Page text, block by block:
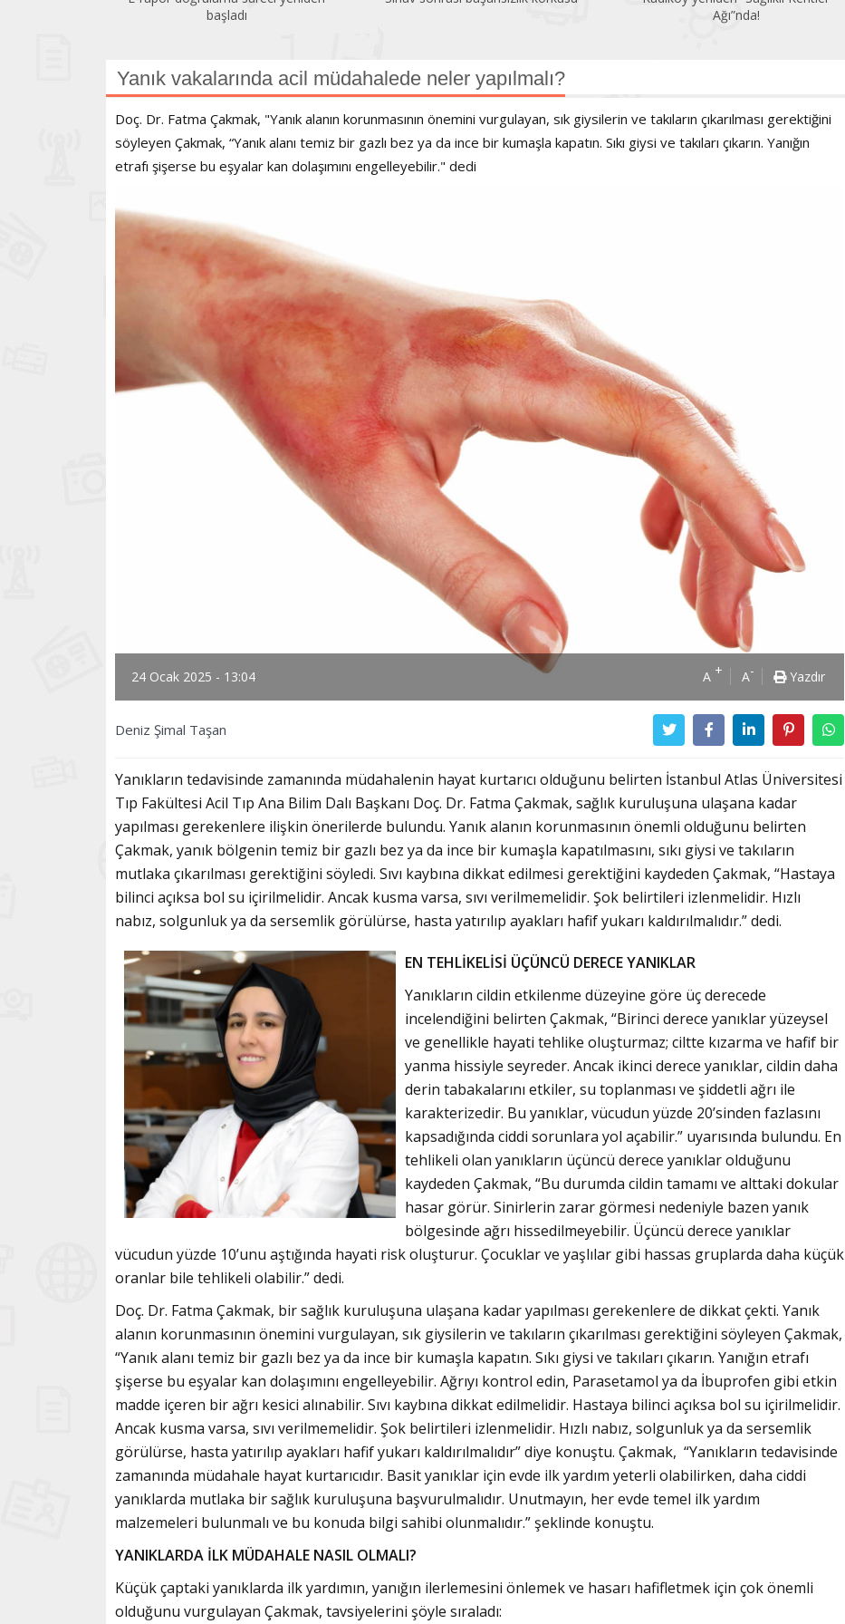
başladı
Ağı”nda!
Yanık vakalarında acil müdahalede neler yapılmalı?
Doç. Dr. Fatma Çakmak, "Yanık alanın korunmasının önemini vurgulayan, sık giysilerin ve takıların çıkarılması gerektiğini
söyleyen Çakmak, “Yanık alanı temiz bir gazlı bez ya da ince bir kumaşla kapatın. Sıkı giysi ve takıları çıkarın. Yanığın
etrafı şişerse bu eşyalar kan dolaşımını engelleyebilir." dedi
24 Ocak 2025 - 13:04 A + A- Yazdır
Deniz Şimal Taşan
Yanıkların tedavisinde zamanında müdahalenin hayat kurtarıcı olduğunu belirten İstanbul Atlas Üniversitesi
Tıp Fakültesi Acil Tıp Ana Bilim Dalı Başkanı Doç. Dr. Fatma Çakmak, sağlık kuruluşuna ulaşana kadar
yapılması gerekenlere ilişkin önerilerde bulundu. Yanık alanın korunmasının önemli olduğunu belirten
Çakmak, yanık bölgenin temiz bir gazlı bez ya da ince bir kumaşla kapatılmasını, sıkı giysi ve takıların
mutlaka çıkarılması gerektiğini söyledi. Sıvı kaybına dikkat edilmesi gerektiğini kaydeden Çakmak, “Hastaya
bilinci açıksa bol su içirilmelidir. Ancak kusma varsa, sıvı verilmemelidir. Şok belirtileri izlenmelidir. Hızlı
nabız, solgunluk ya da sersemlik görülürse, hasta yatırılıp ayakları hafif yukarı kaldırılmalıdır.” dedi.
EN TEHLİKELİSİ ÜÇÜNCÜ DERECE YANIKLAR
Yanıkların cildin etkilenme düzeyine göre üç derecede
incelendiğini belirten Çakmak, “Birinci derece yanıklar yüzeysel
ve genellikle hayati tehlike oluşturmaz; ciltte kızarma ve hafif bir
yanma hissiyle seyreder. Ancak ikinci derece yanıklar, cildin daha
derin tabakalarını etkiler, su toplanması ve şiddetli ağrı ile
karakterizedir. Bu yanıklar, vücudun yüzde 20’sinden fazlasını
kapsadığında ciddi sorunlara yol açabilir.” uyarısında bulundu. En
tehlikeli olan yanıkların üçüncü derece yanıklar olduğunu
kaydeden Çakmak, “Bu durumda cildin tamamı ve alttaki dokular
hasar görür. Sinirlerin zarar görmesi nedeniyle bazen yanık
bölgesinde ağrı hissedilmeyebilir. Üçüncü derece yanıklar
vücudun yüzde 10’unu aştığında hayati risk oluşturur. Çocuklar ve yaşlılar gibi hassas gruplarda daha küçük
oranlar bile tehlikeli olabilir.” dedi.
Doç. Dr. Fatma Çakmak, bir sağlık kuruluşuna ulaşana kadar yapılması gerekenlere de dikkat çekti. Yanık
alanın korunmasının önemini vurgulayan, sık giysilerin ve takıların çıkarılması gerektiğini söyleyen Çakmak,
“Yanık alanı temiz bir gazlı bez ya da ince bir kumaşla kapatın. Sıkı giysi ve takıları çıkarın. Yanığın etrafı
şişerse bu eşyalar kan dolaşımını engelleyebilir. Ağrıyı kontrol edin, Parasetamol ya da İbuprofen gibi etkin
madde içeren bir ağrı kesici alınabilir. Sıvı kaybına dikkat edilmelidir. Hastaya bilinci açıksa bol su içirilmelidir.
Ancak kusma varsa, sıvı verilmemelidir. Şok belirtileri izlenmelidir. Hızlı nabız, solgunluk ya da sersemlik
görülürse, hasta yatırılıp ayakları hafif yukarı kaldırılmalıdır” diye konuştu. Çakmak, “Yanıkların tedavisinde
zamanında müdahale hayat kurtarıcıdır. Basit yanıklar için evde ilk yardım yeterli olabilirken, daha ciddi
yanıklarda mutlaka bir sağlık kuruluşuna başvurulmalıdır. Unutmayın, her evde temel ilk yardım
malzemeleri bulunmalı ve bu konuda bilgi sahibi olunmalıdır.” şeklinde konuştu.
YANIKLARDA İLK MÜDAHALE NASIL OLMALI?
Küçük çaptaki yanıklarda ilk yardımın, yanığın ilerlemesini önlemek ve hasarı hafifletmek için çok önemli
olduğunu vurgulayan Çakmak, tavsiyelerini şöyle sıraladı:
Haftanın Sinevizyonu Haftanın Pusulası